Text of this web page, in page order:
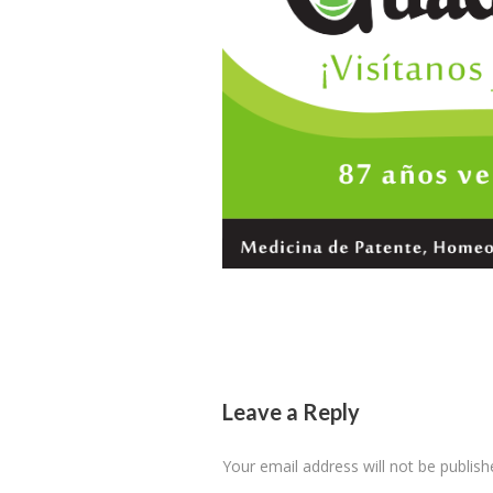
Leave a Reply
Your email address will not be